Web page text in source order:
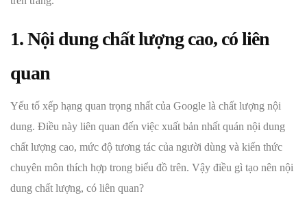
1. Nội dung chất lượng cao, có liên
quan
Yếu tố xếp hạng quan trọng nhất của Google là chất lượng nội
dung. Điều này liên quan đến việc xuất bản nhất quán nội dung
chất lượng cao, mức độ tương tác của người dùng và kiến thức
chuyên môn thích hợp trong biểu đồ trên. Vậy điều gì tạo nên nội
dung chất lượng, có liên quan?